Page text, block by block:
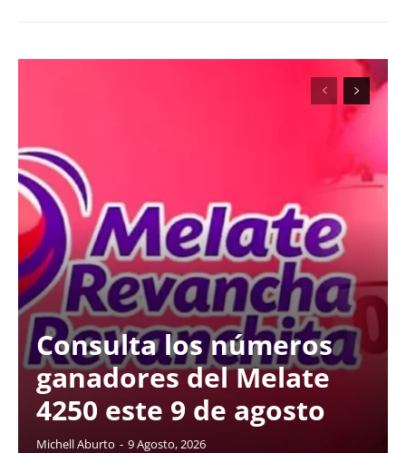
Consulta los números
ganadores del Melate
4250 este 9 de agosto
Michell Aburto - 9 Agosto, 2026